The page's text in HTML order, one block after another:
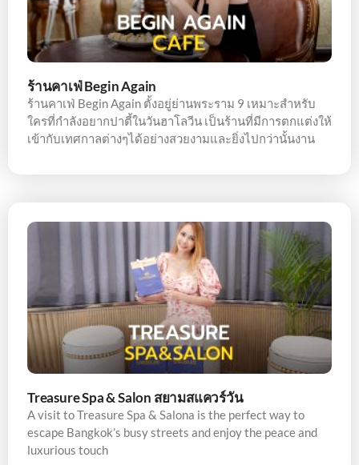
ร้านคาเฟ่ Begin Again
ร้านคาเฟ่ Begin Again ตั้งอยู่ย่านพระราม 9 เหมาะสำหรับ
ใครที่กำลังอยากปาตี้ในวันฮาโลวีน เป็นร้านที่มีการตกแต่งให้
เข้ากับเทศกาลต่างๆได้อย่างสวยงามและยิ่งไปกว่านั้นงาน
Treasure Spa & Salon สยามสแควร์วัน
A visit to Treasure Spa & Salona is the perfect way to
escape Bangkok’s busy streets and enjoy the peace and
luxurious touch